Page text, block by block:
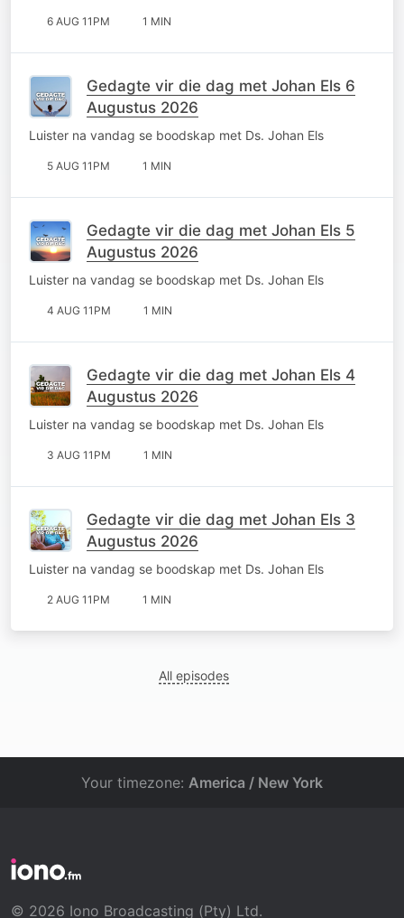
6 AUG 11PM 1 MIN
Gedagte vir die dag met Johan Els 6
Augustus 2026
Luister na vandag se boodskap met Ds. Johan Els
5 AUG 11PM 1 MIN
Gedagte vir die dag met Johan Els 5
Augustus 2026
Luister na vandag se boodskap met Ds. Johan Els
4 AUG 11PM 1 MIN
Gedagte vir die dag met Johan Els 4
Augustus 2026
Luister na vandag se boodskap met Ds. Johan Els
3 AUG 11PM 1 MIN
Gedagte vir die dag met Johan Els 3
Augustus 2026
Luister na vandag se boodskap met Ds. Johan Els
2 AUG 11PM 1 MIN
All episodes
Your timezone: America / New York
© 2026 Iono Broadcasting (Pty) Ltd.